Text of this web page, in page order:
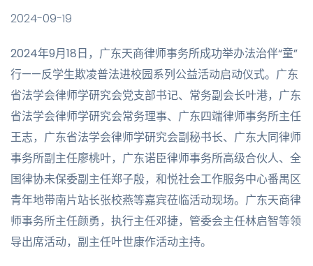
2024-09-19
2024年9月18日，广东天商律师事务所成功举办法治伴“童”
行——反学生欺凌普法进校园系列公益活动启动仪式。广东
省法学会律师学研究会党支部书记、常务副会长叶港，广东
省法学会律师学研究会常务理事、广东四端律师事务所主任
王志，广东省法学会律师学研究会副秘书长、广东大同律师
事务所副主任廖桃叶，广东诺臣律师事务所高级合伙人、全
国律协未保委副主任郑子殷，和悦社会工作服务中心番禺区
青年地带南片站长张校燕等嘉宾莅临活动现场。广东天商律
师事务所主任颜勇，执行主任邓捷，管委会主任林启智等领
导出席活动，副主任叶世康作活动主持。